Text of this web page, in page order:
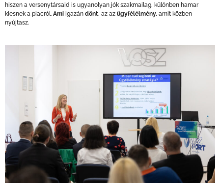
hiszen a versenytársaid is ugyanolyan jók szakmailag, különben hamar
kiesnek a piacról. Ami igazán dönt, az az ügyfélélmény, amit közben
nyújtasz.